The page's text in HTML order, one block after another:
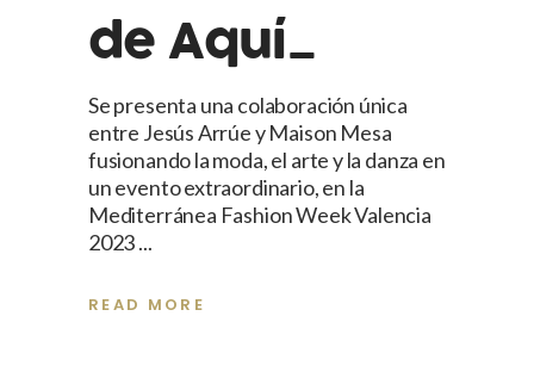
de Aquí_
Se presenta una colaboración única
entre Jesús Arrúe y Maison Mesa
fusionando la moda, el arte y la danza en
un evento extraordinario, en la
Mediterránea Fashion Week Valencia
2023
READ MORE